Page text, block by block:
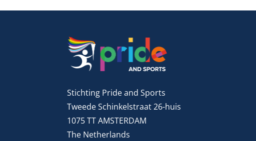
Stichting Pride and Sports
Tweede Schinkelstraat 26-huis
1075 TT AMSTERDAM
The Netherlands